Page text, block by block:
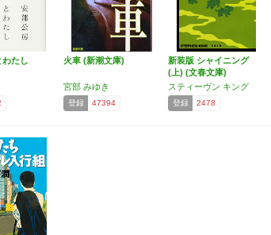
わたし 火車 (新潮文庫)
宮部 みゆき
登録 47394
新装版 シャイニング
(上) (文春文庫)
スティーヴン キング
登録 2478